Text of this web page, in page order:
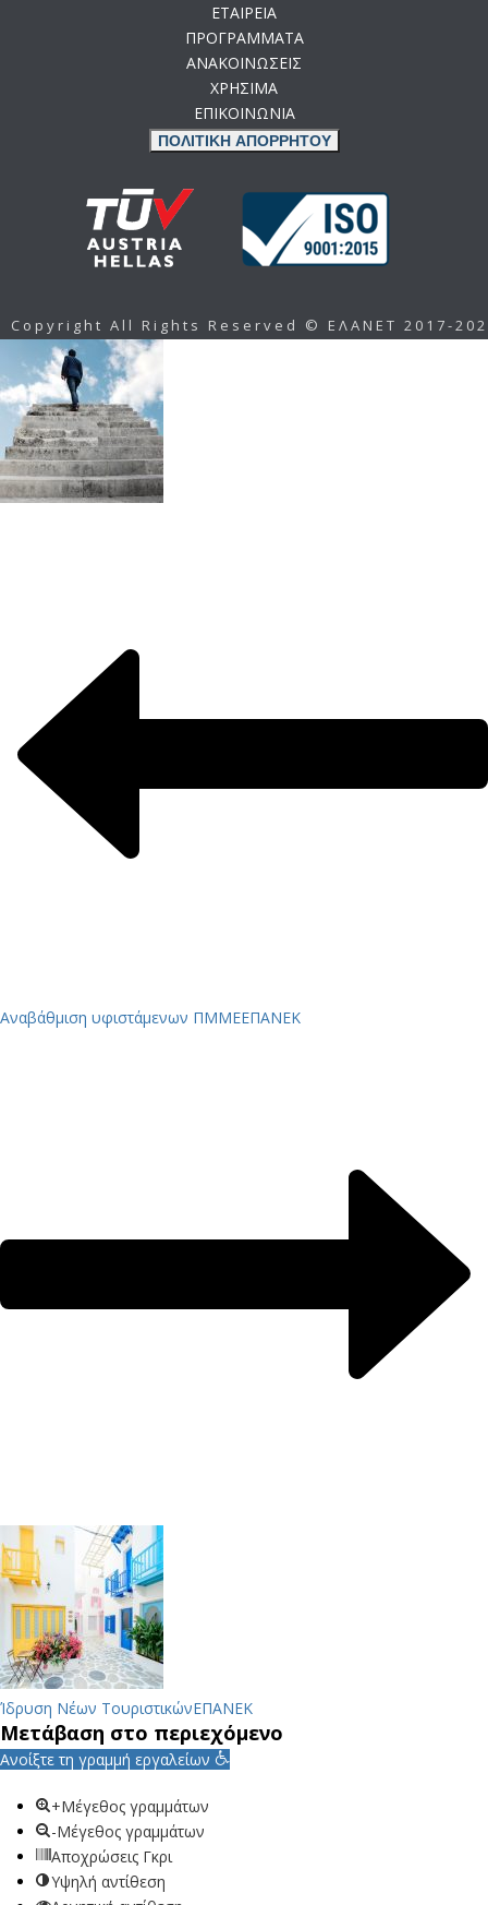
ΕΤΑΙΡΕΙΑ
ΠΡΟΓΡΑΜΜΑΤΑ
ΑΝΑΚΟΙΝΩΣΕΙΣ
ΧΡΗΣΙΜΑ
ΕΠΙΚΟΙΝΩΝΙΑ
ΠΟΛΙΤΙΚΗ ΑΠΟΡΡΗΤΟΥ
Copyright All Rights Reserved © ΕΛΑΝΕΤ 2017-
Αναβάθμιση υφιστάμενων ΠΜΜΕΕΠΑΝΕΚ
Ίδρυση Νέων ΤουριστικώνΕΠΑΝΕΚ
Μετάβαση στο περιεχόμενο
Ανοίξτε τη γραμμή εργαλείων
+Μέγεθος γραμμάτων
-Μέγεθος γραμμάτων
Αποχρώσεις Γκρι
Υψηλή αντίθεση